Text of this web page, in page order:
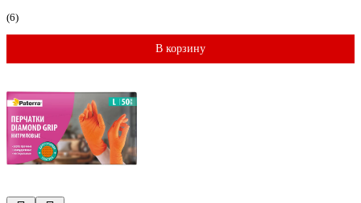
(6)
В корзину